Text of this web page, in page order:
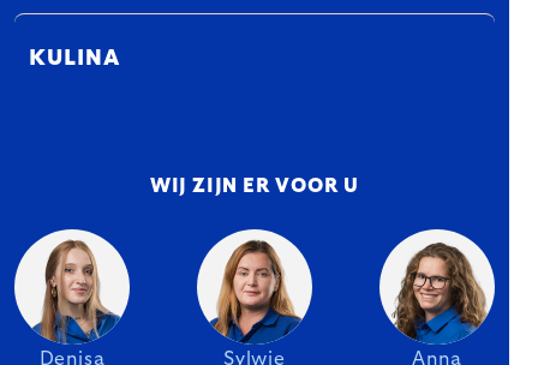
KULINA
WIJ ZIJN ER VOOR U
Denisa Sylwie Anna